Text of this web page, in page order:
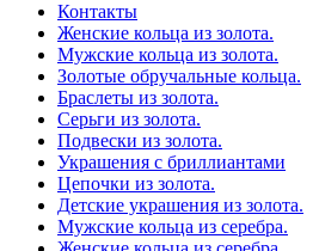
Контакты
Женские кольца из золота.
Мужские кольца из золота.
Золотые обручальные кольца.
Браслеты из золота.
Серьги из золота.
Подвески из золота.
Украшения с бриллиантами
Цепочки из золота.
Детские украшения из золота.
Мужские кольца из серебра.